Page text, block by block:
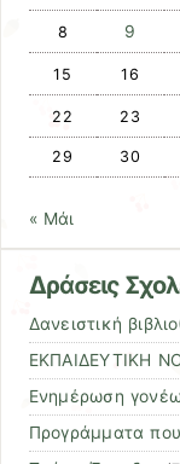
8 9
15 16
22 23
29 30
« Μάι
Δράσεις
Δανειστική
ΕΚΠΑΙΔΕΥΤΙΚΗ
Ενημέρωση
Προγράμματα που